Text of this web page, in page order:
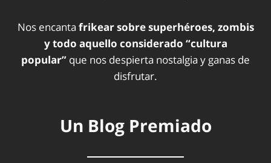
Nos encanta frikear sobre superhéroes, zombis
y todo aquello considerado “cultura
popular” que nos despierta nostalgia y ganas de
disfrutar.
Un Blog Premiado